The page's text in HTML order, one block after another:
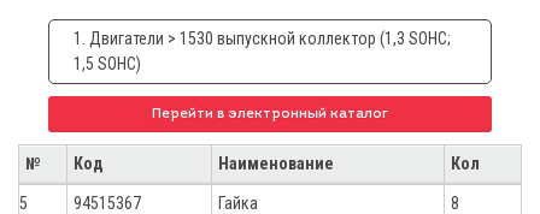
1. Двигатели > 1530 выпускной коллектор (1,3 SOHC;
1,5 SOHC)
Перейти в электронный каталог
№ Код Наименование Кол
5 94515367 Гайка 8